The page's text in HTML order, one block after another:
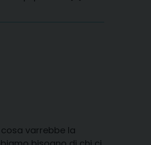
varrebbe la